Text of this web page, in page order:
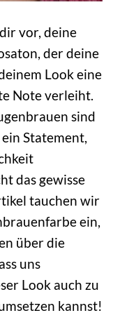
vor, deine
der deine
Look eine
Note verleiht.
sind
Statement,
das gewisse
tauchen wir
ein,
über die
uns
Look auch zu
kannst!